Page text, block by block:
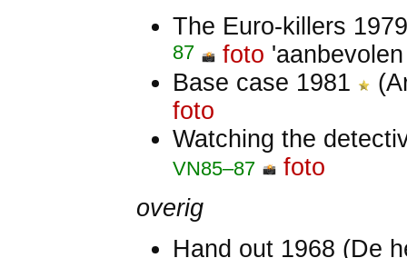
The Euro-killers
87
foto
Base case 1981
foto
Watching the
VN85–87
foto
overig
Hand out 1968 (De